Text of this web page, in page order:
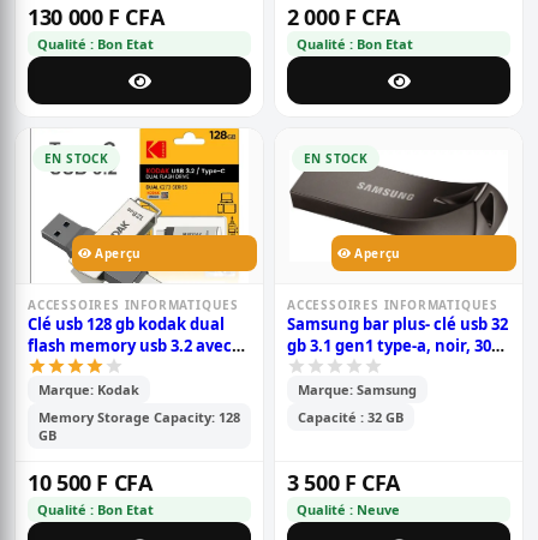
130 000 F CFA
Qualité : Bon Etat
2 000 F CFA
Qualité : Bon Etat
EN STOCK
Aperçu
ACCESSOIRES INFORMATIQUES
Clé usb 128 gb kodak dual
flash memory usb 3.2 avec
connecteur type-c otg ou
phantom
Marque: Kodak
Memory Storage Capacity: 128
GB
10 500 F CFA
Qualité : Bon Etat
EN STOCK
Aperçu
ACCESSOIRES INFORMATIQUES
Samsung bar plus- clé usb 32
gb 3.1 gen1 type-a, noir, 300
mo/s en lecture, pour
pc/ordinateurs portables
Marque: Samsung
Capacité : 32 GB
3 500 F CFA
Qualité : Neuve